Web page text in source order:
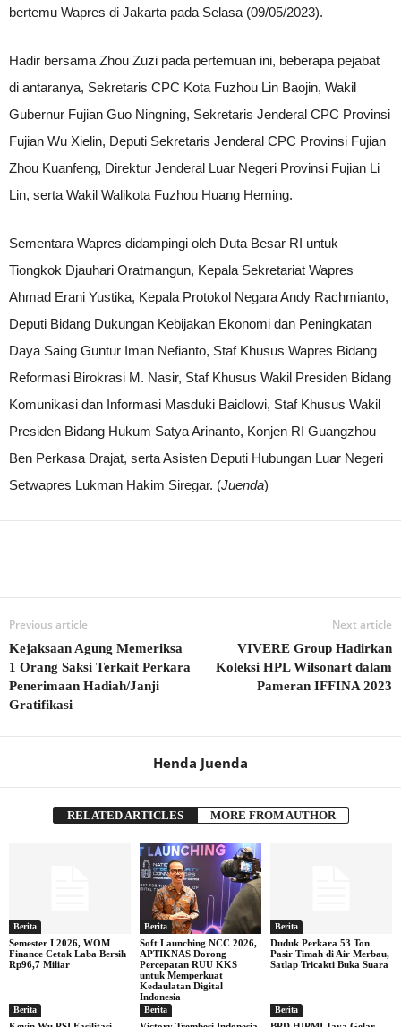
bertemu Wapres di Jakarta pada Selasa (09/05/2023).
Hadir bersama Zhou Zuzi pada pertemuan ini, beberapa pejabat
di antaranya, Sekretaris CPC Kota Fuzhou Lin Baojin, Wakil
Gubernur Fujian Guo Ningning, Sekretaris Jenderal CPC Provinsi
Fujian Wu Xielin, Deputi Sekretaris Jenderal CPC Provinsi Fujian
Zhou Kuanfeng, Direktur Jenderal Luar Negeri Provinsi Fujian Li
Lin, serta Wakil Walikota Fuzhou Huang Heming.
Sementara Wapres didampingi oleh Duta Besar RI untuk
Tiongkok Djauhari Oratmangun, Kepala Sekretariat Wapres
Ahmad Erani Yustika, Kepala Protokol Negara Andy Rachmianto,
Deputi Bidang Dukungan Kebijakan Ekonomi dan Peningkatan
Daya Saing Guntur Iman Nefianto, Staf Khusus Wapres Bidang
Reformasi Birokrasi M. Nasir, Staf Khusus Wakil Presiden Bidang
Komunikasi dan Informasi Masduki Baidlowi, Staf Khusus Wakil
Presiden Bidang Hukum Satya Arinanto, Konjen RI Guangzhou
Ben Perkasa Drajat, serta Asisten Deputi Hubungan Luar Negeri
Setwapres Lukman Hakim Siregar. (Juenda)
Previous article
Kejaksaan Agung Memeriksa
1 Orang Saksi Terkait Perkara
Penerimaan Hadiah/Janji
Gratifikasi
Next article
VIVERE Group Hadirkan
Koleksi HPL Wilsonart dalam
Pameran IFFINA 2023
Henda Juenda
RELATED ARTICLES MORE FROM AUTHOR
Berita
Semester I 2026, WOM
Finance Cetak Laba Bersih
Rp96,7 Miliar
Berita
Soft Launching NCC 2026,
APTIKNAS Dorong
Percepatan RUU KKS
untuk Memperkuat
Kedaulatan Digital
Indonesia
Berita
Duduk Perkara 53 Ton
Pasir Timah di Air Merbau,
Satlap Tricakti Buka Suara
Berita Berita Berita